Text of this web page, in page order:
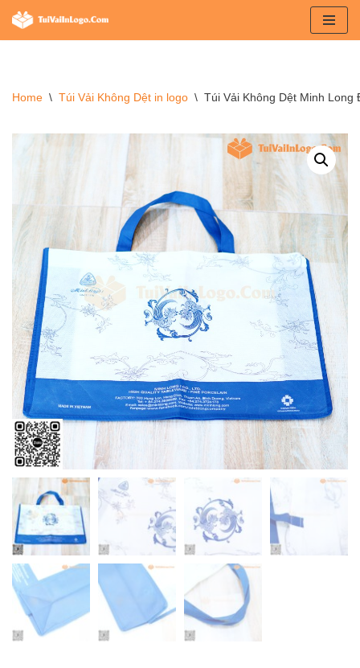
Chuyển
dung
Home \ Túi Vải Không Dệt in logo \ Túi Vải Không Dệt Minh Long